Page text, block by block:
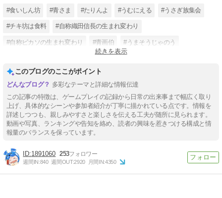
#食いしん坊 #青さま #たりんよ #うむにえる #うさぎ族集会
#チキ坊は食料 #自称織田信長の生まれ変わり
#自称ピカソの生まれ変わり #青画伯 #うまそうじゃのう
続きを表示
このブログのここがポイント
多彩なテーマと詳細な情報伝達
この記事の特徴は、ゲームプレイの記録から日常の出来事まで幅広く取り
上げ、具体的なシーンや参加者紹介が丁寧に描かれている点です。情報を
詳述しつつも、親しみやすさと楽しさを伝える工夫が随所に見られます。
動画や写真、ランキングや告知を絡め、読者の興味を惹きつける構成と情
報量のバランスを保っています。
1891060 253
週間IN:840 週間OUT:2920 月間IN:4350